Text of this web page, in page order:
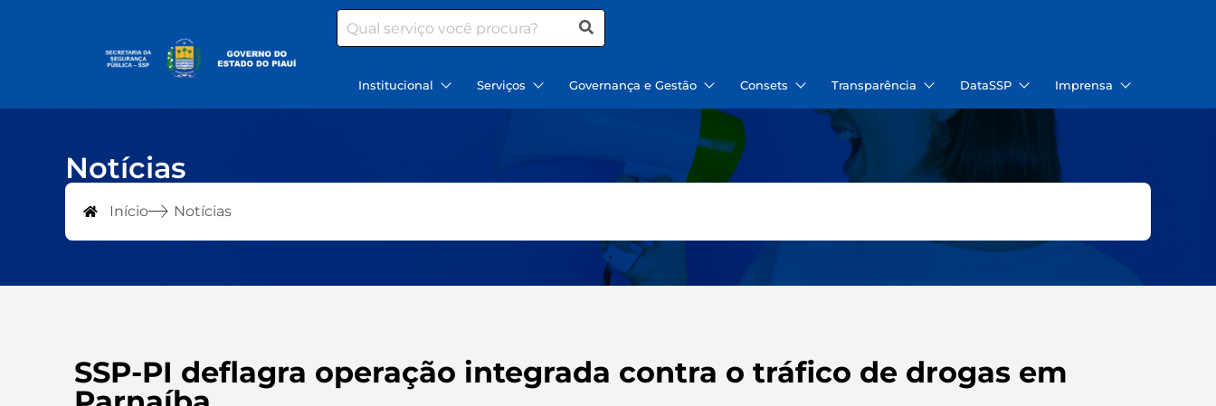
Search
Institucional Serviços Governança e Gestão Consets Transparência DataSSP Imprensa
Notícias
Início Notícias
SSP-PI deflagra operação integrada contra o tráfico de drogas em